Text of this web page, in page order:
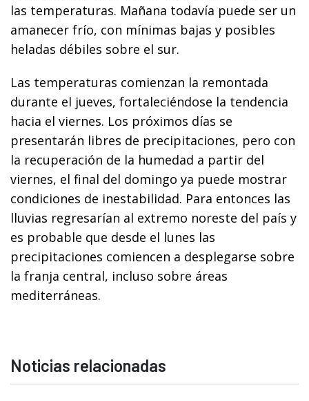
las temperaturas. Mañana todavía puede ser un
amanecer frío, con mínimas bajas y posibles
heladas débiles sobre el sur.
Las temperaturas comienzan la remontada
durante el jueves, fortaleciéndose la tendencia
hacia el viernes. Los próximos días se
presentarán libres de precipitaciones, pero con
la recuperación de la humedad a partir del
viernes, el final del domingo ya puede mostrar
condiciones de inestabilidad. Para entonces las
lluvias regresarían al extremo noreste del país y
es probable que desde el lunes las
precipitaciones comiencen a desplegarse sobre
la franja central, incluso sobre áreas
mediterráneas.
Noticias relacionadas